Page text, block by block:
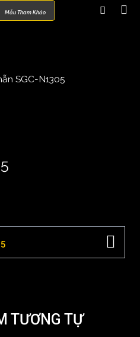
Mẫu Tham Khảo
SGC-N1305
TƯƠNG TỰ